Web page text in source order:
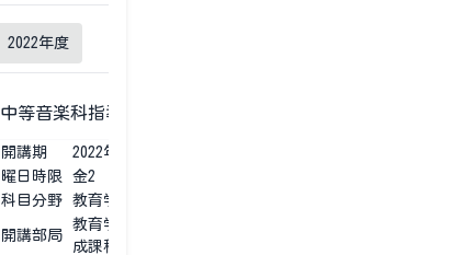
2022年度
中等音楽科指導法Ｂ
開講期 2022年度
曜日時限
金2
科目分野
教育学部専門科目
開講部局
教育学部 学校教育教員養
成課程